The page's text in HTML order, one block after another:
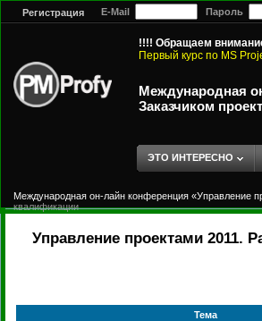
Регистрация E-Mail Пароль
!!!! Обращаем
Первый курс по MS
Международная
Заказчиком
ЭТО ИНТЕРЕСНО
Международная он-лайн конференция «Управление
квалификации
Управление проектами 2011.
Тема